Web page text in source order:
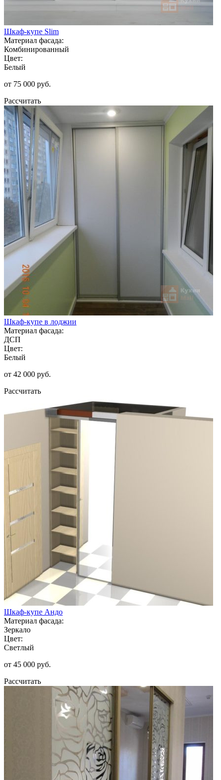
Шкаф-купе Slim
Материал фасада:
Комбинированный
Цвет:
Белый
от 75 000 руб.
Рассчитать
Шкаф-купе в лоджии
Материал фасада:
ДСП
Цвет:
Белый
от 42 000 руб.
Рассчитать
Шкаф-купе Андо
Материал фасада:
Зеркало
Цвет:
Светлый
от 45 000 руб.
Рассчитать